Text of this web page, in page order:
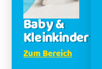
Baby &
Kleinkinder
Zum Bereich